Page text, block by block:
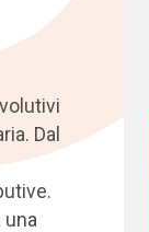
Dal